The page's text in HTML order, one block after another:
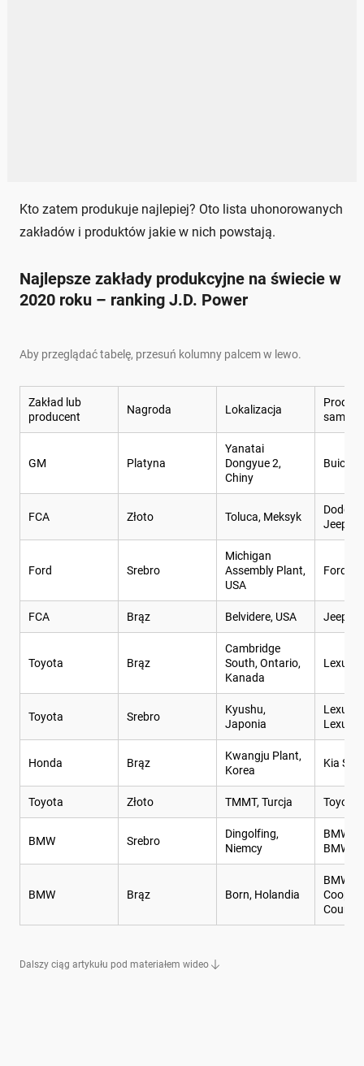
Kto zatem produkuje najlepiej? Oto lista uhonorowanych
zakładów i produktów jakie w nich powstają.
Najlepsze zakłady produkcyjne na świecie w
2020 roku – ranking J.D. Power
Aby przeglądać tabelę, przesuń kolumny palcem w lewo.
Zakład lub
producent
Nagroda Lokalizacja
GM Platyna
Yanatai
Dongyue 2,
Chiny
Buick
FCA Złoto Toluca, Meksyk
Dodge
Jeep
Ford Srebro
Michigan
Assembly Plant,
USA
Ford
FCA Brąz Belvidere, USA Jeep
Toyota Brąz
Cambridge
South, Ontario,
Kanada
Lexus
Toyota Srebro
Kyushu,
Japonia
Lexus
Lexus
Honda Brąz
Kwangju Plant,
Korea
Kia Soul
Toyota Złoto TMMT, Turcja Toyota
BMW Srebro
Dingolfing,
Niemcy
BMW
BMW
BMW Brąz Born, Holandia
BMW
Dalszy ciąg artykułu pod materiałem wideo